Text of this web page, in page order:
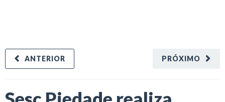
PRÓXIMO
ANTERIOR